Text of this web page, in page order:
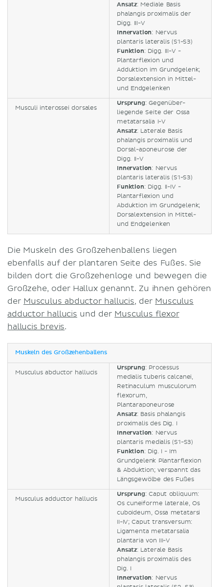
Ansatz: Mediale Basis
phalangis proximalis der
Digg. III-V
Innervation: Nervus
plantaris lateralis (S1-S3)
Funktion: Digg. III-V -
Plantarflexion und
Adduktion im Grundgelenk;
Dorsalextension in Mittel-
und Endgelenken
Musculi interossei dorsales
Ursprung: Gegenüber-
liegende Seite der Ossa
metatarsalia I-V
Ansatz: Laterale Basis
phalangis proximalis und
Dorsal-aponeurose der
Digg. II-V
Innervation: Nervus
plantaris lateralis (S1-S3)
Funktion: Digg. II-IV -
Plantarflexion und
Abduktion im Grundgelenk;
Dorsalextension in Mittel-
und Endgelenken
Die Muskeln des Großzehenballens liegen
ebenfalls auf der plantaren Seite des Fußes. Sie
bilden dort die Großzehenloge und bewegen die
Großzehe, oder Hallux genannt. Zu ihnen gehören
der Musculus abductor hallucis, der Musculus
adductor hallucis und der Musculus flexor
hallucis brevis.
Muskeln des Großzehenballens
Musculus abductor hallucis
Ursprung: Processus
medialis tuberis calcanei,
Retinaculum musculorum
flexorum,
Plantaraponeurose
Ansatz: Basis phalangis
proximalis des Dig. I
Innervation: Nervus
plantaris medialis (S1-S3)
Funktion: Dig. I - Im
Grundgelenk Plantarflexion
& Abduktion; verspannt das
Längsgewölbe des Fußes
Musculus adductor hallucis
Ursprung: Caput obliquum:
Os cuneiforme laterale, Os
cuboideum, Ossa metatarsi
II-IV; Caput transversum:
Ligamenta metatarsalia
plantaria von III-V
Ansatz: Laterale Basis
phalangis proximalis des
Dig. I
Innervation: Nervus